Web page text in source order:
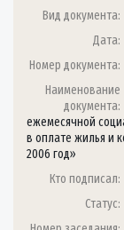
Вид документа:
Дата:
Номер документа:
Наименование
документа:
ежемесячной
в оплате жилья и
2006 год»
Кто подписал:
Статус: